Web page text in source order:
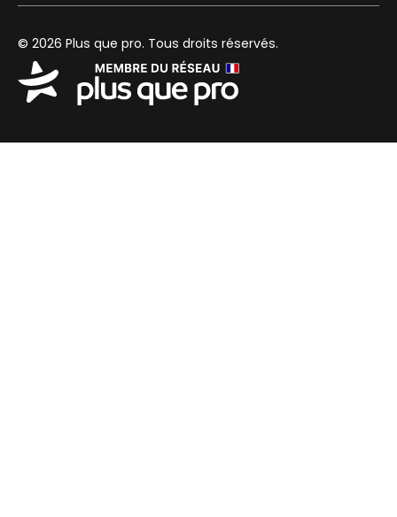
© 2026 Plus que pro. Tous droits réservés.